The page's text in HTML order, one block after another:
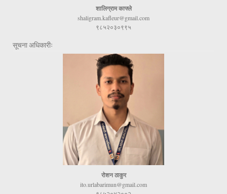
शालिग्राम काफ्ले
shaligram.kafleur@gmail.com
९८५२०३०९९५
सूचना अधिकारीः
रोशन ठाकुर
ito.urlabarimun@gmail.com